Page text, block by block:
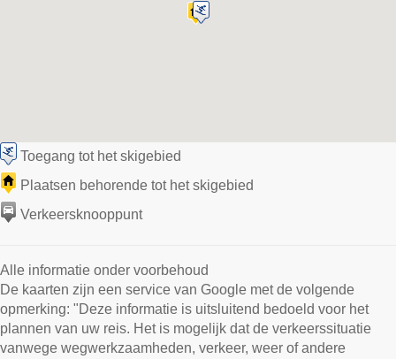
Toegang tot het skigebied
Plaatsen behorende tot het skigebied
Verkeersknooppunt
Alle informatie onder voorbehoud
De kaarten zijn een service van Google met de volgende
opmerking: "Deze informatie is uitsluitend bedoeld voor het
plannen van uw reis. Het is mogelijk dat de verkeerssituatie
vanwege wegwerkzaamheden, verkeer, weer of andere